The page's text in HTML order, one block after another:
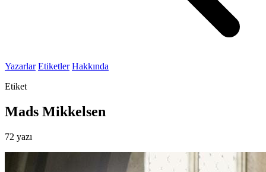
Yazarlar Etiketler Hakkında
Etiket
Mads Mikkelsen
72 yazı